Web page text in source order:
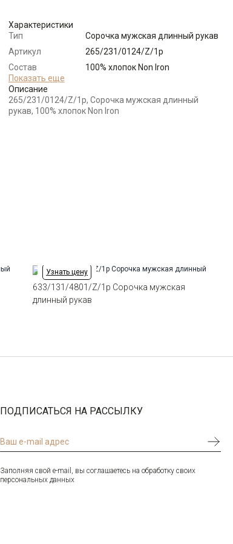
40
поступлении
Узнать о
поступлении
Характеристики
Тип
Сорочка мужская длинный рукав
Артикул
265/231/0124/Z/1p
Состав
сырья
100% хлопок Non Iron
Бренд
Модель
Зауженная
Показать еще
Описание
265/231/0124/Z/1p, Сорочка мужская длинный
рукав, 100% хлопок Non Iron
Узнать цену
633/131/4801/Z/1p Сорочка мужская
длинный рукав
ПОДПИСАТЬСЯ НА РАССЫЛКУ
Заполняя свой e-mail, вы соглашаетесь на обработку своих
персональных данных